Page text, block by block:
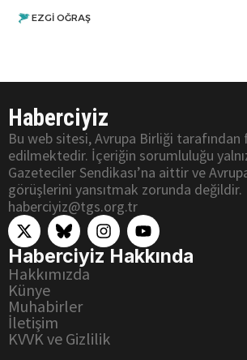
EZGI OĞRAŞ
Haberciyiz
Bu web sitesi, Avrupa Birliği tarafından
edilmektedir. İçeriğin sorumluluğu
Gazeteciler Sendikası’na aittir ve
görüşlerini yansıtmak zorunda değildir.
haberciyiz@tgs.org.tr
Haberciyiz Hakkında
Hakkımızda
Künye
Muhabirler
İletişim
KVVK ve Gizlilik